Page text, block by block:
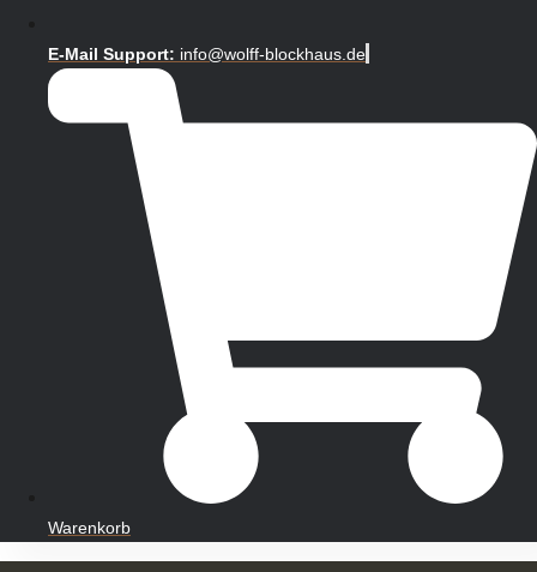
E-Mail Support: info@wolff-blockhaus.de
Warenkorb